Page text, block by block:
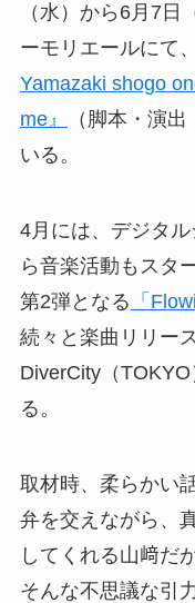
（水）から6月7日
ーモリエールにて
Yamazaki shogo
me』
（脚本・演
いる。
4月には、デジタ
ら音楽活動もスタ
第2弾となる 「
続々と楽曲リリー
DiverCity（
る。
取材時、柔らかい
弁を交えながら、
してくれる山﨑だ
そんな不思議な引